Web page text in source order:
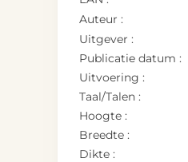
Auteur :
Uitgever :
Publicatie datum :
Uitvoering :
Taal/Talen :
Hoogte :
Breedte :
Dikte :